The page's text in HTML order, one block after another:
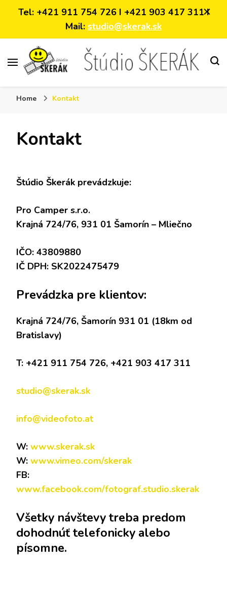
Tel: +421 911 754 726 I +421 903 417 311 I
Mail: studio@skerak.sk
Home Kontakt
Kontakt
Štúdio Škerák prevádzkuje:
Pro Camper s.r.o.
Krajná 724/76, 931 01 Šamorín – Mliečno
IČO: 43809880
IČ DPH: SK2022475479
Prevádzka pre klientov:
Krajná 724/76, Šamorín 931 01 (18km od
Bratislavy)
T: +421 911 754 726, +421 903 417 311
studio@skerak.sk
info@videofoto.at
W: www.skerak.sk
W: www.vimeo.com/skerak
FB:
www.facebook.com/fotograf.studio.skerak
Všetky návštevy treba predom
dohodnúť telefonicky alebo
písomne.